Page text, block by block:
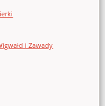
i Zawady